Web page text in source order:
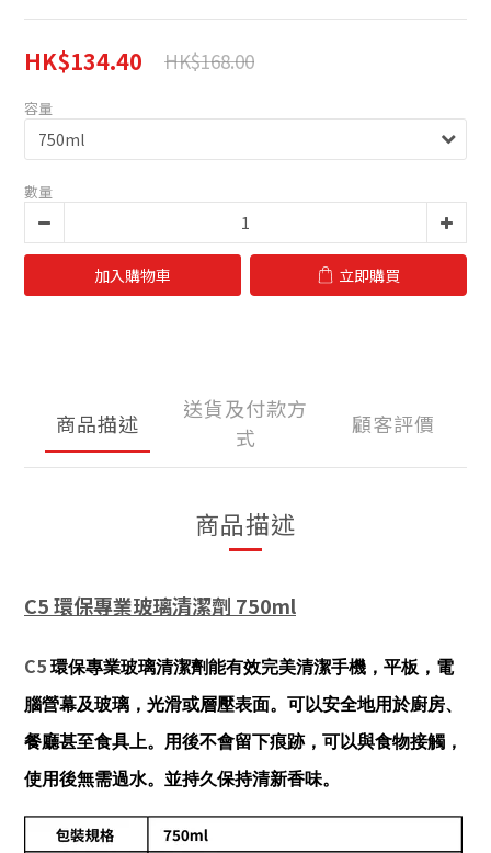
HK$134.40 HK$168.00
容量
數量
加入購物車 立即購買
商品描述
送貨及付款方
式
顧客評價
商品描述
C5 環保專業玻璃清潔劑 750ml
C5 環保專業玻璃清潔劑能有效完美清潔手機，平板，電
腦營幕及玻璃，光滑或層壓表面。可以安全地用於廚房、
餐廳甚至食具上。用後不會留下痕跡，可以與食物接觸，
使用後無需過水。並持久保持清新香味。